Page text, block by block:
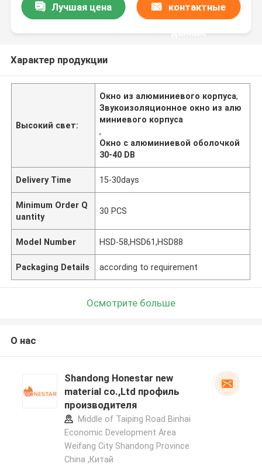
Лучшая цена контактные
данные
Характер продукции
Высокий свет:
Окно из алюминиевого корпуса,
Звукоизоляционное окно из алю
миниевого корпуса
,
Окно с алюминиевой оболочкой
30-40 DB
Delivery Time 15-30days
Minimum Order Q
uantity
30 PCS
Model Number HSD-58,HSD61,HSD88
Packaging Details according to requirement
Осмотрите больше
О нас
Shandong Honestar new
material co.,Ltd профиль
производителя
Middle of Taiping Road Binhai
Economic Development Area
Weifang City Shandong Province
China ,Китай